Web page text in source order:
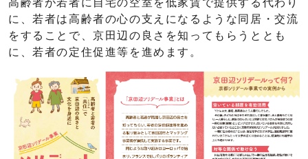
に、若者は高齢者の心の支えになるような同居・交流
をすることで、京田辺の良さを知ってもらうととも
に、若者の定住促進等を進めます。